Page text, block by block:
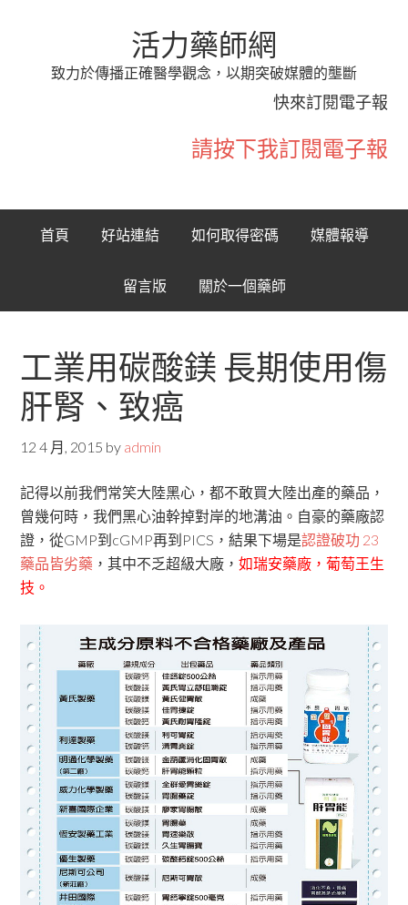
活力藥師網
致力於傳播正確醫學觀念，以期突破媒體的壟斷
快來訂閱電子報
請按下我訂閱電子報
首頁 好站連結 如何取得密碼 媒體報導
留言版 關於一個藥師
工業用碳酸鎂 長期使用傷
肝腎、致癌
12 4 月, 2015 by admin
記得以前我們常笑大陸黑心，都不敢買大陸出產的藥品，
曾幾何時，我們黑心油幹掉對岸的地溝油。自豪的藥廠認
證，從GMP到cGMP再到PICS，結果下場是認證破功 23
藥品皆劣藥 ，其中不乏超級大廠，如瑞安藥廠，葡萄王生
技。